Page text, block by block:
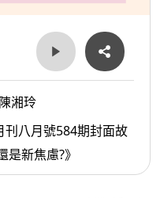
湘玲
刊八月號584期封面故
新焦慮?》